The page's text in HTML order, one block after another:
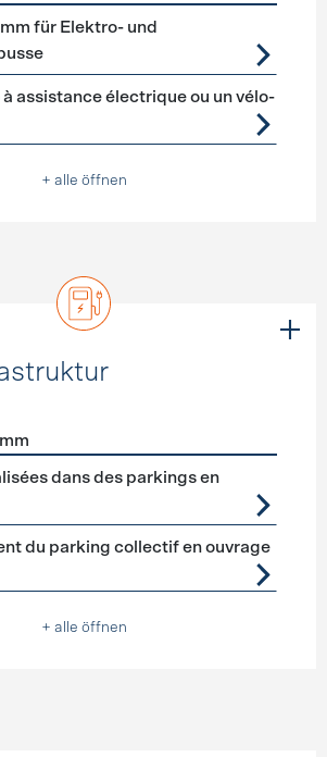
Elektrofahrzeuge
für Elektro- und
à assistance électrique ou un vélo-
+ alle öffnen
Ladeinfrastruktur
dans des parkings en
du parking collectif en ouvrage
+ alle öffnen